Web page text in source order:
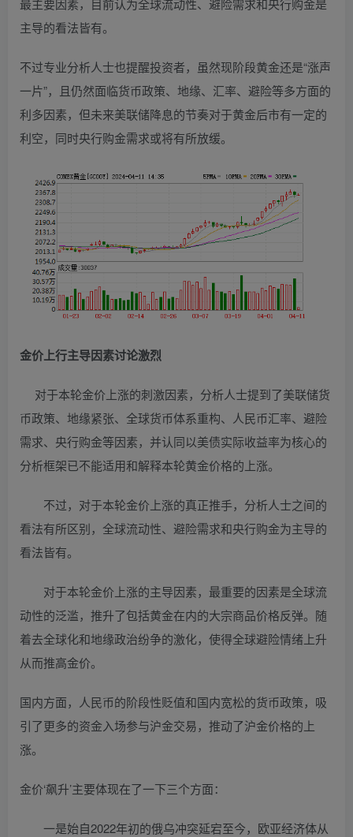
最主要因素，目前认为全球流动性、避险需求和央行购金是
主导的看法皆有。
不过专业分析人士也提醒投资者，虽然现阶段黄金还是“涨声
一片”，且仍然面临货币政策、地缘、汇率、避险等多方面的
利多因素，但未来美联储降息的节奏对于黄金后市有一定的
利空，同时央行购金需求或将有所放缓。
金价上行主导因素讨论激烈
对于本轮金价上涨的刺激因素，分析人士提到了美联储货
币政策、地缘紧张、全球货币体系重构、人民币汇率、避险
需求、央行购金等因素，并认同以美债实际收益率为核心的
分析框架已不能适用和解释本轮黄金价格的上涨。
不过，对于本轮金价上涨的真正推手，分析人士之间的
看法有所区别，全球流动性、避险需求和央行购金为主导的
看法皆有。
对于本轮金价上涨的主导因素，最重要的因素是全球流
动性的泛滥，推升了包括黄金在内的大宗商品价格反弹。随
着去全球化和地缘政治纷争的激化，使得全球避险情绪上升
从而推高金价。
国内方面，人民币的阶段性贬值和国内宽松的货币政策，吸
引了更多的资金入场参与沪金交易，推动了沪金价格的上
涨。
金价‘飙升’主要体现在了一下三个方面：
一是始自2022年初的俄乌冲突延宕至今，欧亚经济体从